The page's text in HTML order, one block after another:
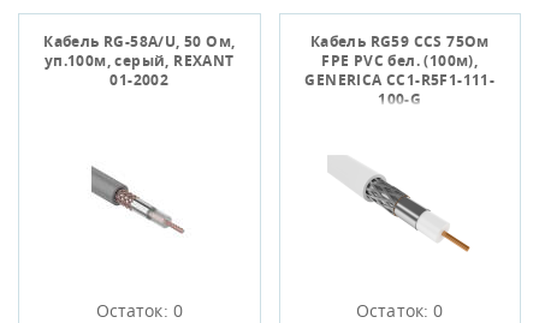
Кабель RG-58A/U, 50 Ом,
уп.100м, серый, REXANT
01-2002
Остаток: 0
Кабель RG59 CCS 75Ом
FPE PVC бел. (100м),
GENERICA CC1-R5F1-111-
100-G
Остаток: 0